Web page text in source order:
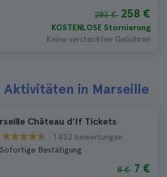
283 € 258 €
KOSTENLOSE Stornierung
Keine versteckten Gebühren
Aktivitäten in Marseille
Château d'If Tickets
1.452 bewertungen
Sofortige Bestätigung
8 € 7 €